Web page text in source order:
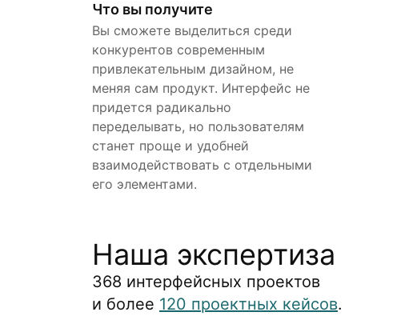
Что вы получите
Вы сможете выделиться среди
конкурентов современным
привлекательным дизайном, не
меняя сам продукт. Интерфейс не
придется радикально
переделывать, но пользователям
станет проще и удобней
взаимодействовать с отдельными
его элементами.
Наша экспертиза
368 интерфейсных проектов
и более 120 проектных кейсов.